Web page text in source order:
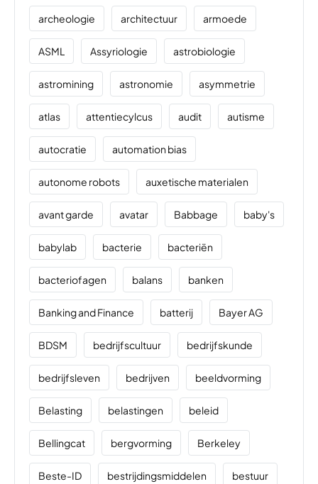
archeologie architectuur armoede
ASML Assyriologie astrobiologie
astromining astronomie asymmetrie
atlas attentiecylcus audit autisme
autocratie automation bias
autonome robots auxetische materialen
avant garde avatar Babbage baby's
babylab bacterie bacteriën
bacteriofagen balans banken
Banking and Finance batterij Bayer AG
BDSM bedrijfscultuur bedrijfskunde
bedrijfsleven bedrijven beeldvorming
Belasting belastingen beleid
Bellingcat bergvorming Berkeley
Beste-ID bestrijdingsmiddelen bestuur